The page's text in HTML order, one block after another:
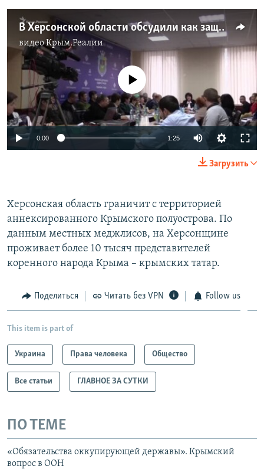
В Херсонской области обсудили как защитить права крымчан (видео)
видеоКрым.Реалии
No media source currently available
0:00 1:25
Загрузить
Херсонская область граничит с территорией
аннексированного Крымского полуострова. По
данным местных меджлисов, на Херсонщине
проживает более 10 тысяч представителей
коренного народа Крыма – крымских татар.
Поделиться Читать без VPN Follow us
This item is part of
Украина Права человека Общество
Все статьи ГЛАВНОЕ ЗА СУТКИ
ПО ТЕМЕ
«Обязательства оккупирующей державы». Крымский
вопрос в ООН